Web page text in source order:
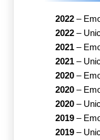
2022–
2022–
2021–
2021–
2020–
2020–
2020–
2019–
2019–